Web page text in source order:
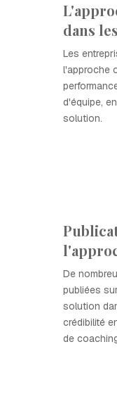
dans
Les
l'approche
d'équipe,
solution.
De
publiées
solution
crédibilité
de